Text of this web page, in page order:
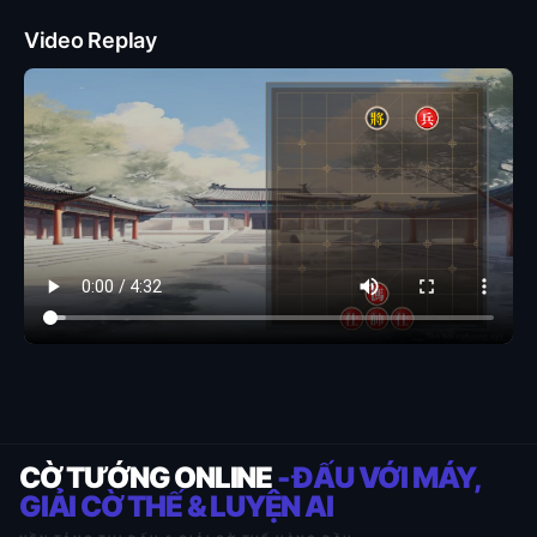
Video Replay
CỜ TƯỚNG ONLINE- ĐẤU VỚI MÁY,
GIẢI CỜ THẾ & LUYỆN AI